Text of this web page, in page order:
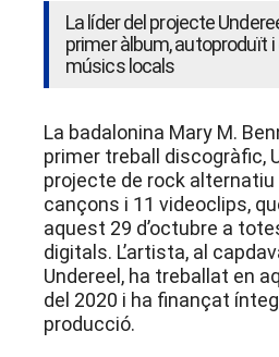
La líder del projecte
primer àlbum, autoproduït
músics locals
La badalonina Mary M.
primer treball discogràfic,
projecte de rock alternatiu
cançons i 11 videoclips,
aquest 29 d’octubre a
digitals. L’artista, al
Undereel, ha treballat en
del 2020 i ha finançat
producció.